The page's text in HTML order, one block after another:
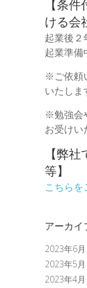
【条
ける会
起業後２
起業準備
※ご依頼
いたしま
※勉強会
お受けい
【弊
等】
こちらを
アーカイ
2023年6月
2023年5月
2023年4月